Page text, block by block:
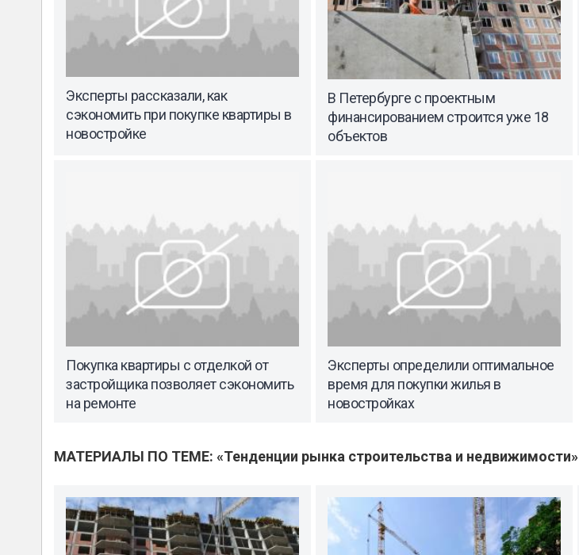
Эксперты рассказали, как
сэкономить при покупке квартиры в
новостройке
В Петербурге с проектным
финансированием строится уже 18
объектов
Покупка квартиры с отделкой от
застройщика позволяет сэкономить
на ремонте
Эксперты определили оптимальное
время для покупки жилья в
новостройках
МАТЕРИАЛЫ ПО ТЕМЕ: «Тенденции рынка строительства и недвижимости»